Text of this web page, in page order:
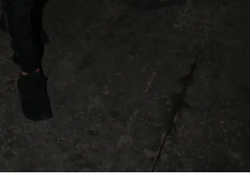
מצאתי את הפלש. דילפו ניר פקין